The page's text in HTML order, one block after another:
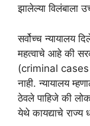
झालेल्या विलंबाला
सर्वोच्च
महत्वाचे आहे की
(criminal cases
नाही. न्यायालय
ठेवले पाहिजे की
येथे कायद्याचे